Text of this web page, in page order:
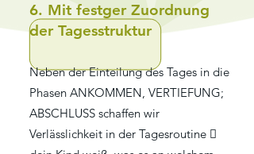
6. Mit festger Zuordnung
der Tagesstruktur
Neben der Einteilung des Tages in die
Phasen ANKOMMEN, VERTIEFUNG;
ABSCHLUSS schaffen wir
Verlässlichkeit in der Tagesroutine 